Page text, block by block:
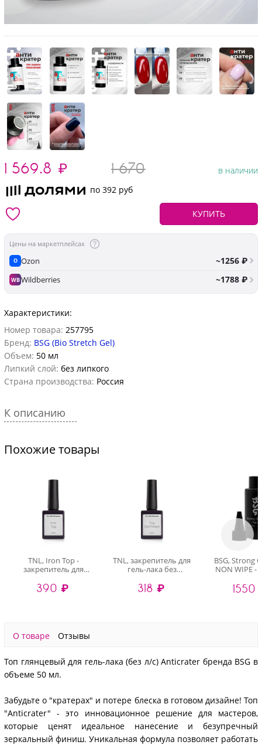
1 569.8 ₽ 1 670
в наличии
по 392 руб
КУПИТЬ
Цены на маркетплейсах
O Ozon ~1256 ₽
WBWildberries ~1788 ₽
Характеристики:
Номер товара: 257795
Бренд: BSG (Bio Stretch Gel)
Объем: 50 мл
Липкий слой: без липкого
Страна производства: Россия
К описанию
Похожие товары
TNL, Iron Top -
закрепитель для
390 ₽
TNL, закрепитель для
гель-лака без
318 ₽
BSG, Strong
NON WIPE -
1550
О товаре Отзывы
Топ глянцевый для гель-лака (без л/с) Anticrater бренда BSG в
объеме 50 мл.
Забудьте о "кратерах" и потере блеска в готовом дизайне! Топ
"Anticrater" - это инновационное решение для мастеров,
которые ценят идеальное нанесение и безупречный
зеркальный финиш. Уникальная формула позволяет работать